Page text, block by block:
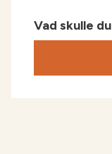
Vad skulle